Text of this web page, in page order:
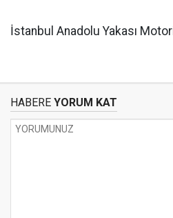
İstanbul Anadolu Yakası
HABERE YORUM KAT